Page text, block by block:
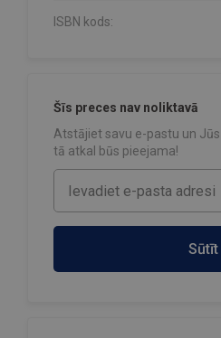
ISBN kods:
Šīs preces nav noliktavā
Atstājiet savu e-pastu un
tā atkal būs pieejama!
Sūtīt